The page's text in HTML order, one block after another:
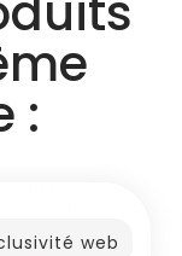
:
web